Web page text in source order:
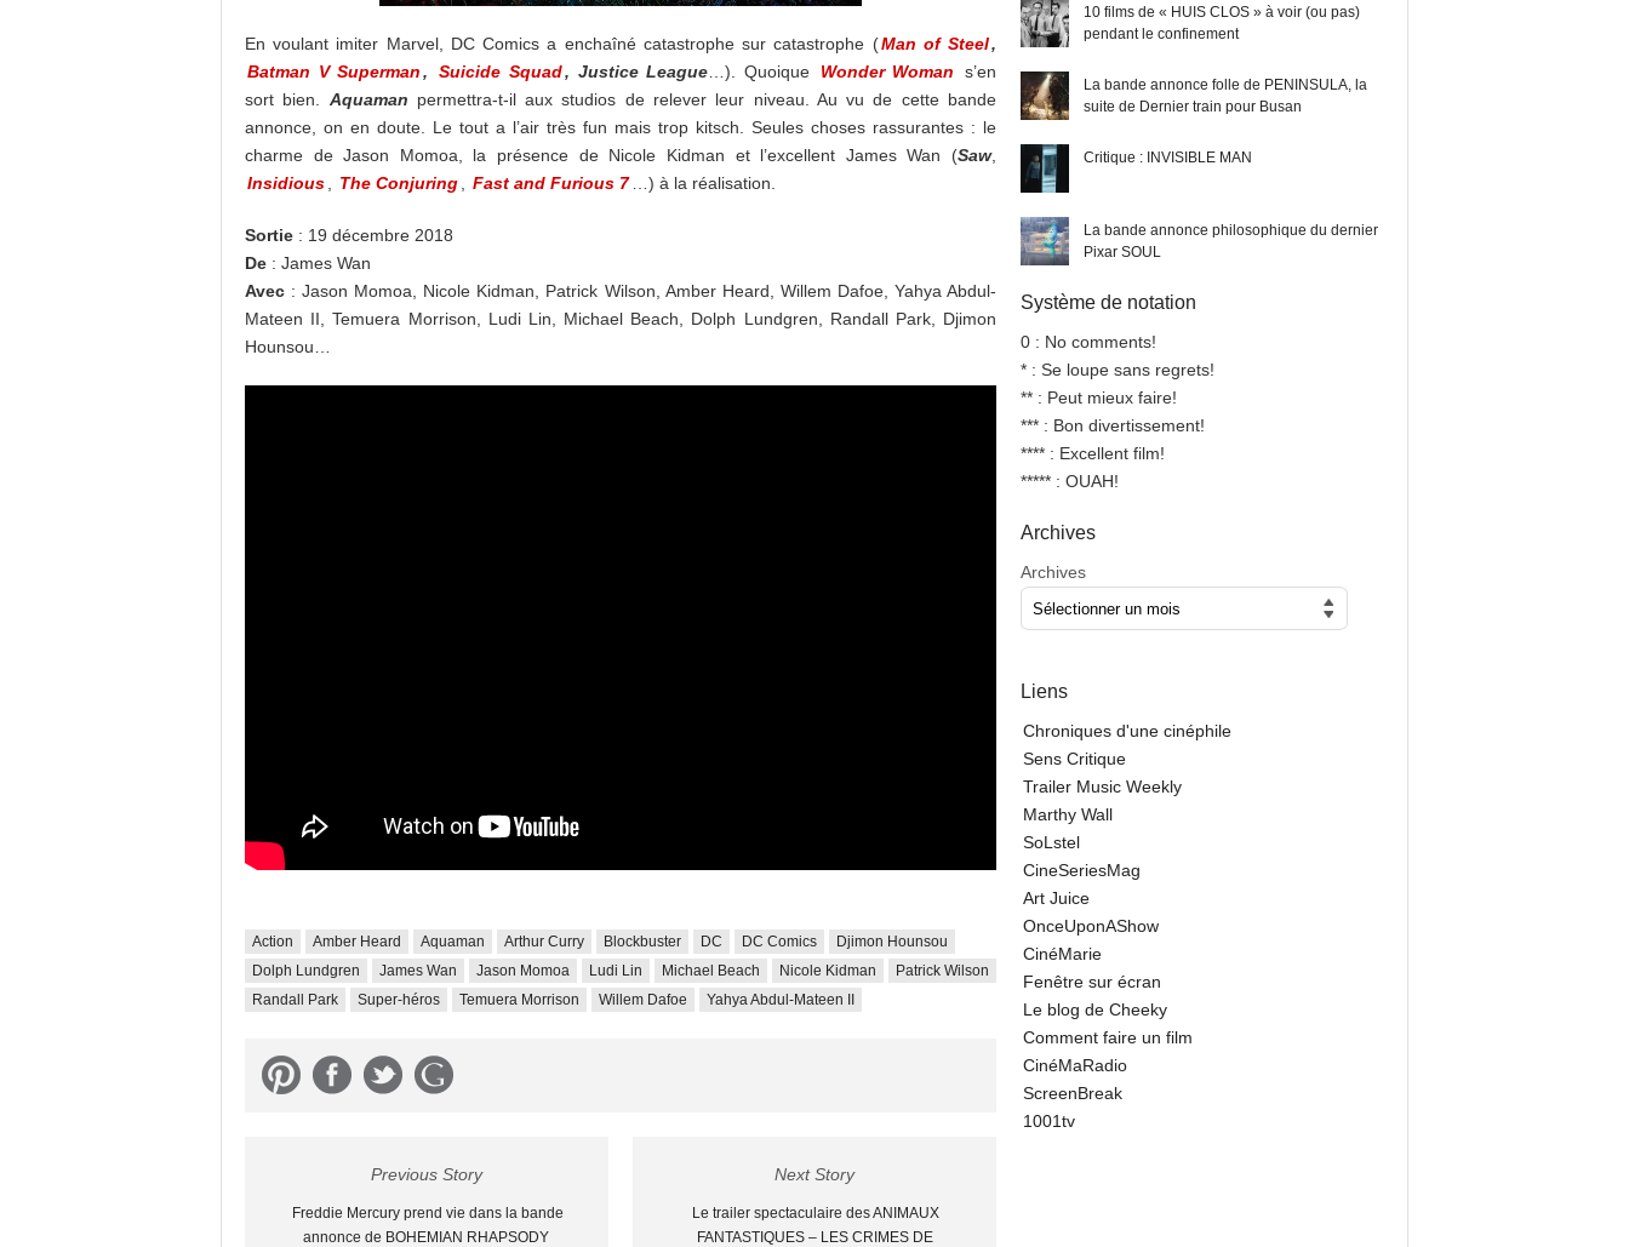
En voulant imiter Marvel, DC Comics a enchaîné catastrophe sur catastrophe (Man of Steel,
Batman V Superman , Suicide Squad, Justice League …). Quoique Wonder Woman
s’en
sort bien. Aquaman permettra-t-il aux studios de relever leur niveau. Au vu de cette bande
annonce, on en doute. Le tout a l’air très fun mais trop kitsch. Seules choses rassurantes : le
charme de Jason Momoa, la présence de Nicole Kidman et l’excellent James Wan (Saw,
Insidious
The Conjuring Fast and Furious 7 …) à la réalisation.
Sortie : 19 décembre 2018
De : James Wan
Avec : Jason Momoa, Nicole Kidman, Patrick Wilson, Amber Heard, Willem Dafoe, Yahya Abdul-
Mateen II, Temuera Morrison, Ludi Lin, Michael Beach, Dolph Lundgren, Randall Park, Djimon
Hounsou…
Action Amber Heard Aquaman Arthur Curry Blockbuster DC DC Comics
Djimon Hounsou
Dolph Lundgren
James Wan Jason Momoa Ludi Lin Michael Beach Nicole Kidman
Patrick Wilson
Randall Park
Super-héros Temuera Morrison Willem Dafoe Yahya Abdul-Mateen II
Previous Story
Freddie Mercury prend vie dans la bande
annonce de BOHEMIAN RHAPSODY
Next Story
Le trailer spectaculaire des ANIMAUX
FANTASTIQUES – LES CRIMES DE
10 films de « HUIS CLOS » à voir (ou pas)
pendant le confinement
La bande annonce folle de PENINSULA, la
suite de Dernier train pour Busan
Critique : INVISIBLE MAN
La bande annonce philosophique du dernier
Pixar SOUL
Système de notation
0 : No comments!
* : Se loupe sans regrets!
** : Peut mieux faire!
*** : Bon divertissement!
**** : Excellent film!
***** : OUAH!
Archives
Archives
Liens
Chroniques d'une cinéphile
Sens Critique
Trailer Music Weekly
Marthy Wall
SoLstel
CineSeriesMag
Art Juice
OnceUponAShow
CinéMarie
Fenêtre sur écran
Le blog de Cheeky
Comment faire un film
CinéMaRadio
ScreenBreak
1001tv